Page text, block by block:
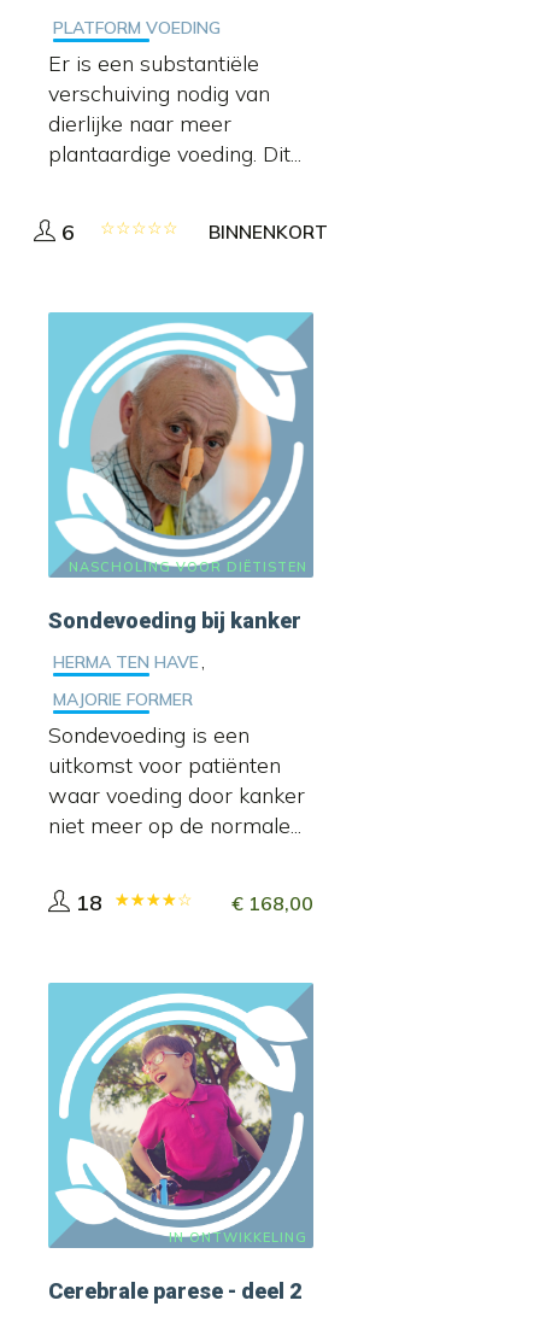
PLATFORM VOEDING
Er is een substantiële
verschuiving nodig van
dierlijke naar meer
plantaardige voeding. Dit...
6 BINNENKORT
NASCHOLING VOOR DIËTISTEN
Sondevoeding bij kanker
HERMA TEN HAVE
MAJORIE FORMER
Sondevoeding is een
uitkomst voor patiënten
waar voeding door kanker
niet meer op de normale...
18 € 168,00
IN ONTWIKKELING
Cerebrale parese - deel 2